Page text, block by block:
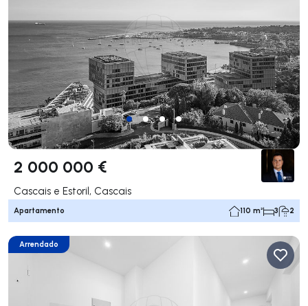
2 000 000 €
Cascais e Estoril, Cascais
Apartamento 110 m² 3 2
Arrendado